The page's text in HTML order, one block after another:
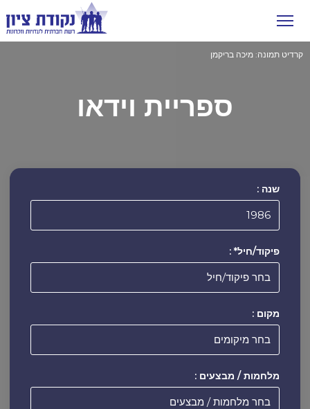
ספריית וידאו
שנה :
פיקוד/חיל* :
מקום :
מלחמות / מבצעים :